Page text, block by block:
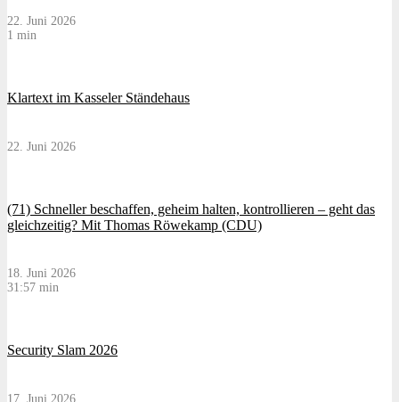
22. Juni 2026
1 min
Klartext im Kasseler Ständehaus
22. Juni 2026
(71) Schneller beschaffen, geheim halten, kontrollieren – geht das
gleichzeitig? Mit Thomas Röwekamp (CDU)
18. Juni 2026
31:57 min
Security Slam 2026
17. Juni 2026